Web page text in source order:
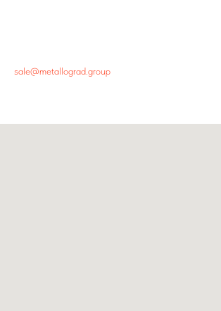
sale@metallograd.group